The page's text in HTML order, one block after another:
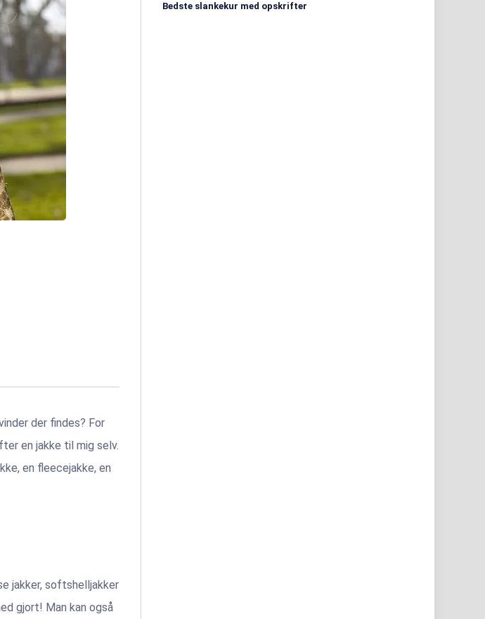
der findes? For
en jakke til mig selv.
en fleecejakke, en
jakker, softshelljakker
gjort! Man kan også
Bedste slankekur med opskrifter